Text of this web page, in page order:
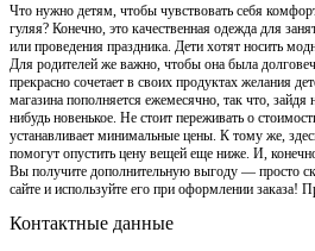
Что нужно детям, чтобы чувствовать себя
гуляя? Конечно, это качественная одежда для
или проведения праздника. Дети хотят носить
Для родителей же важно, чтобы она была
прекрасно сочетает в своих продуктах желания
магазина пополняется ежемесячно, так что, зайдя
нибудь новенькое. Не стоит переживать о
устанавливает минимальные цены. К тому же,
помогут опустить цену вещей еще ниже. И,
Вы получите дополнительную выгоду — просто
сайте и используйте его при оформлении заказа!
Контактные данные